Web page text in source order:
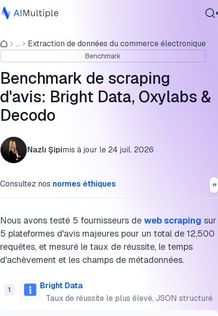
IA agentique
Données
Logiciel d'entreprise
Services
Contactez-nous
... Extraction de données du commerce électronique
Benchmark
Benchmark de scraping
d'avis: Bright Data, Oxylabs &
Decodo
Nazlı Şipimis à jour le 24 juil. 2026
Consultez nos normes éthiques
Nous avons testé 5 fournisseurs de web scraping sur
5 plateformes d'avis majeures pour un total de 12,500
requêtes, et mesuré le taux de réussite, le temps
d'achèvement et les champs de métadonnées.
1
Bright Data
Taux de réussite le plus élevé, JSON structuré
Tarification des fournisseurs de scraping d'avis
Fournisseurs de scraping d'avis et résultats du benchmark
Méthodologie du benchmark de scraping d'avis
Citez ce benchmark